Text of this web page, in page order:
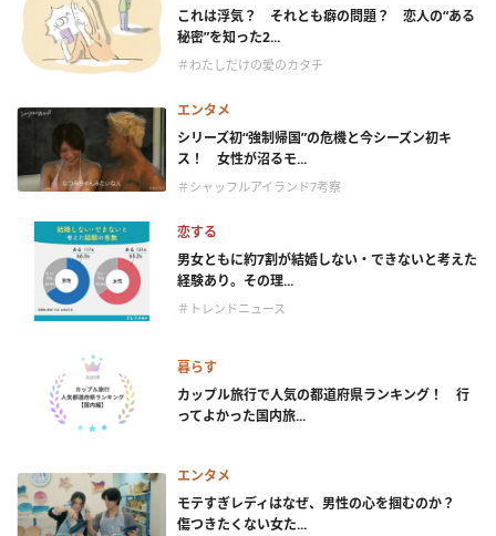
これは浮気？ それとも癖の問題？ 恋人の“ある
秘密”を知った2...
＃わたしだけの愛のカタチ
エンタメ
シリーズ初“強制帰国”の危機と今シーズン初キ
ス！ 女性が沼るモ...
＃シャッフルアイランド7考察
恋する
男女ともに約7割が結婚しない・できないと考えた
経験あり。その理...
＃トレンドニュース
暮らす
カップル旅行で人気の都道府県ランキング！ 行
ってよかった国内旅...
エンタメ
モテすぎレディはなぜ、男性の心を掴むのか？
傷つきたくない女た...